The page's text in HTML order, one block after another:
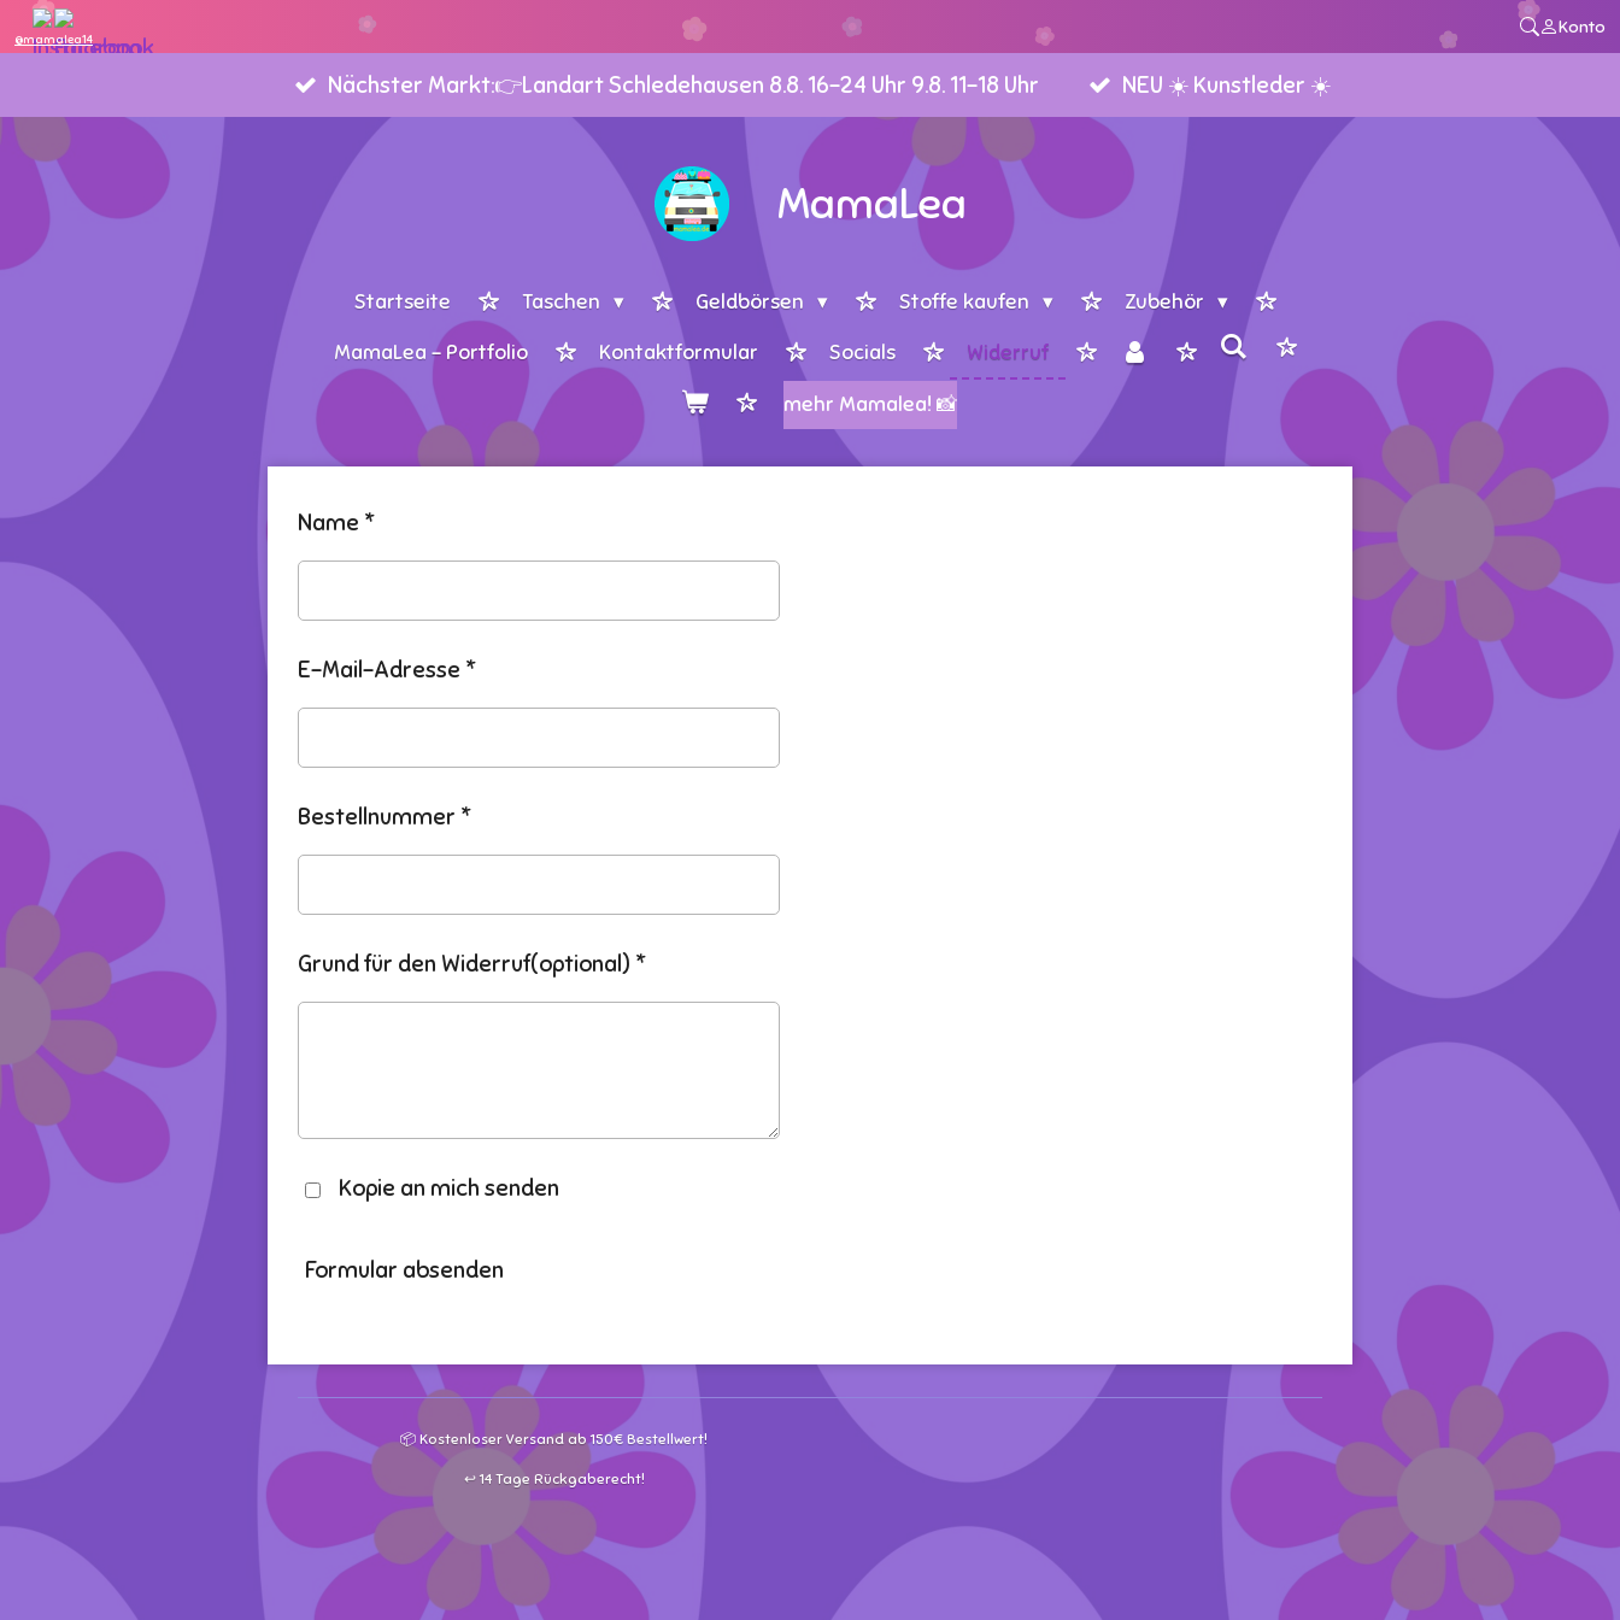
@mamalea14
Konto
Zum
springen
Nächster Markt:👉Landart Schledehausen 8.8. 16-24 Uhr 9.8. 11-18 Uhr NEU ☀️ Kunstleder ☀️
MamaLea
Startseite Taschen Geldbörsen Stoffe kaufen
Zubehör
MamaLea - Portfolio
Kontaktformular Socials Widerruf
mehr Mamalea! 📸
Name *
E-Mail-Adresse *
Bestellnummer *
Grund für den Widerruf(optional) *
Kopie an mich senden
Formular absenden
📦 Kostenloser Versand ab 150€ Bestellwert!
↩️ 14 Tage Rückgaberecht!